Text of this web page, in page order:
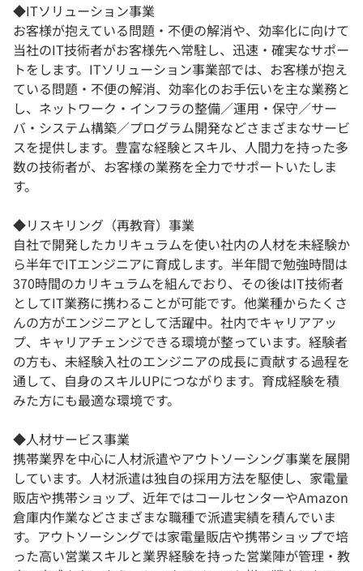
◆ITソリューション事業
お客様が抱えている問題・不便の解消や、効率化に向けて
当社のIT技術者がお客様先へ常駐し、迅速・確実なサポー
トをします。ITソリューション事業部では、お客様が抱え
ている問題・不便の解消、効率化のお手伝いを主な業務と
し、ネットワーク・インフラの整備／運用・保守／サー
バ・システム構築／プログラム開発などさまざまなサービ
スを提供します。豊富な経験とスキル、人間力を持った多
数の技術者が、お客様の業務を全力でサポートいたしま
す。
◆リスキリング（再教育）事業
自社で開発したカリキュラムを使い社内の人材を未経験か
ら半年でITエンジニアに育成します。半年間で勉強時間は
370時間のカリキュラムを組んでおり、その後はIT技術者
としてIT業務に携わることが可能です。他業種からたくさ
んの方がエンジニアとして活躍中。社内でキャリアアッ
プ、キャリアチェンジできる環境が整っています。経験者
の方も、未経験入社のエンジニアの成長に貢献する過程を
通して、自身のスキルUPにつながります。育成経験を積
みた方にも最適な環境です。
◆人材サービス事業
携帯業界を中心に人材派遣やアウトソーシング事業を展開
しています。人材派遣は独自の採用方法を駆使し、家電量
販店や携帯ショップ、近年ではコールセンターやAmazon
倉庫内作業などさまざまな職種で派遣実績を積んでいま
す。アウトソーシングでは家電量販店や携帯ショップで培
った高い営業スキルと業界経験を持った営業陣が管理・教